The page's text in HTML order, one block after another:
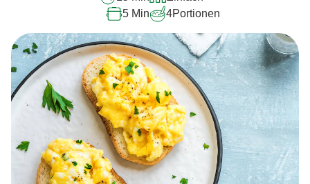
5 Min
4Portionen